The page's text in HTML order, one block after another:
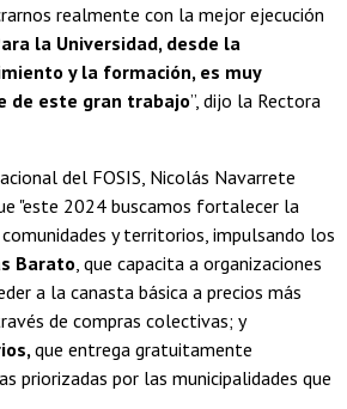
realmente con la mejor ejecución
la Universidad, desde la
y la formación, es muy
de este gran trabajo”, dijo la Rectora
del FOSIS, Nicolás Navarrete
"este 2024 buscamos fortalecer la
y territorios, impulsando los
Barato, que capacita a organizaciones
a la canasta básica a precios más
de compras colectivas; y
que entrega gratuitamente
priorizadas por las municipalidades que